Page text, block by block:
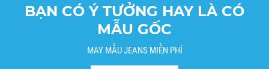
BẠN CÓ Ý TƯỞNG HAY LÀ CÓ
MẪU GỐC
MAY MẪU JEANS MIỄN PHÍ